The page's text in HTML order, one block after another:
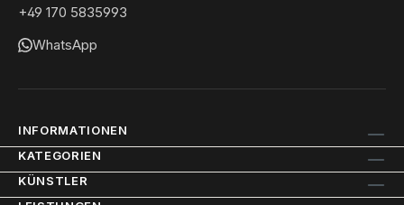
+49 170 5835993
WhatsApp
INFORMATIONEN
KATEGORIEN
KÜNSTLER